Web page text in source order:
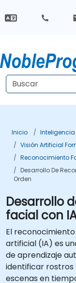
Inicio
Visión Artificial
Reconocimiento
Desarrollo De
Orden
Desarrollo
facial con
El
artificial (IA) es
de aprendizaje
identificar rostros
escenas en